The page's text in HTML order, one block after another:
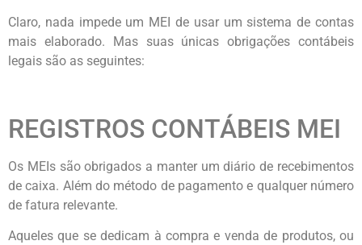
Claro, nada impede um MEI de usar um sistema de contas
mais elaborado. Mas suas únicas obrigações contábeis
legais são as seguintes:
REGISTROS CONTÁBEIS MEI
Os MEIs são obrigados a manter um diário de recebimentos
de caixa. Além do método de pagamento e qualquer número
de fatura relevante.
Aqueles que se dedicam à compra e venda de produtos, ou